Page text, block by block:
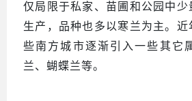
仅局限于私家、苗圃和公园中少
生产，品种也多以寒兰为主。
些南方城市逐渐引入一些其它
兰、蝴蝶兰等。